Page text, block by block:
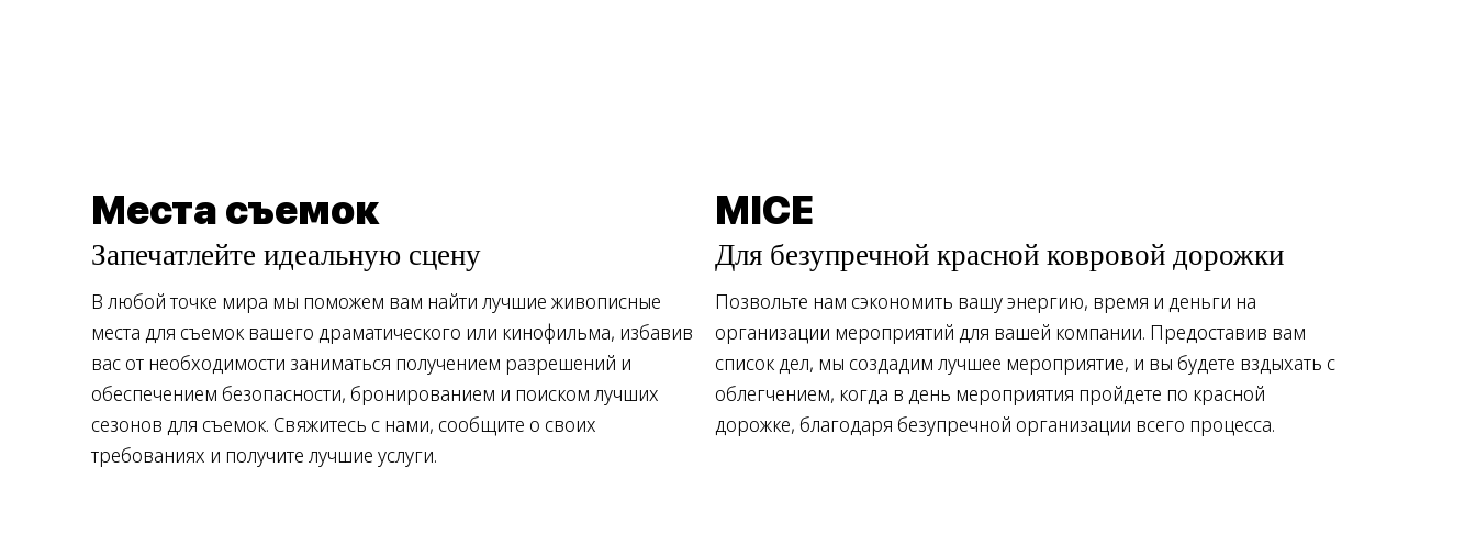
Места съемок
Запечатлейте идеальную сцену
В любой точке мира мы поможем вам найти лучшие живописные
места для съемок вашего драматического или кинофильма, избавив
вас от необходимости заниматься получением разрешений и
обеспечением безопасности, бронированием и поиском лучших
сезонов для съемок. Свяжитесь с нами, сообщите о своих
требованиях и получите лучшие услуги.
MICE
Для безупречной красной ковровой дорожки
Позвольте нам сэкономить вашу энергию, время и деньги на
организации мероприятий для вашей компании. Предоставив вам
список дел, мы создадим лучшее мероприятие, и вы будете вздыхать с
облегчением, когда в день мероприятия пройдете по красной
дорожке, благодаря безупречной организации всего процесса.